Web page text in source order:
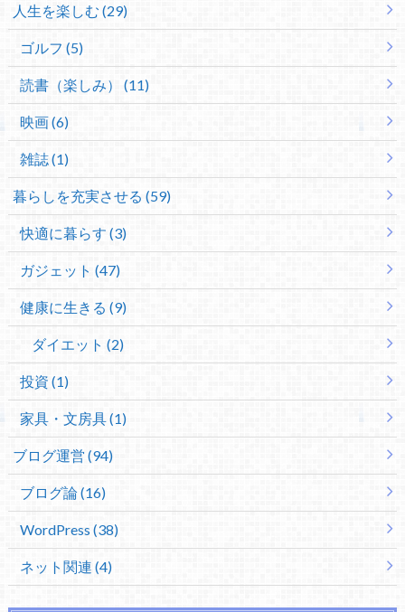
人生を楽しむ (29)
ゴルフ (5)
読書（楽しみ） (11)
映画 (6)
雑誌 (1)
暮らしを充実させる (59)
快適に暮らす (3)
ガジェット (47)
健康に生きる (9)
ダイエット (2)
投資 (1)
家具・文房具 (1)
ブログ運営 (94)
ブログ論 (16)
WordPress (38)
ネット関連 (4)